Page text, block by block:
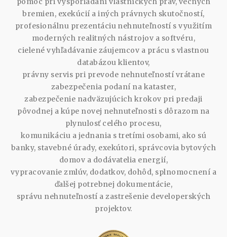
bremien, exekúcií a iných právnych skutočností,
profesionálnu prezentáciu nehnuteľností s využitím
moderných realitných nástrojov a softvéru,
cielené vyhľadávanie záujemcov a prácu s vlastnou
databázou klientov,
právny servis pri prevode nehnuteľností vrátane
zabezpečenia podaní na kataster,
zabezpečenie nadväzujúcich krokov pri predaji
pôvodnej a kúpe novej nehnuteľnosti s dôrazom na
plynulosť celého procesu,
komunikáciu a jednania s tretími osobami, ako sú
banky, stavebné úrady, exekútori, správcovia bytových
domov a dodávatelia energií,
vypracovanie zmlúv, dodatkov, dohôd, splnomocnení a
ďalšej potrebnej dokumentácie,
správu nehnuteľností a zastrešenie developerských
projektov.